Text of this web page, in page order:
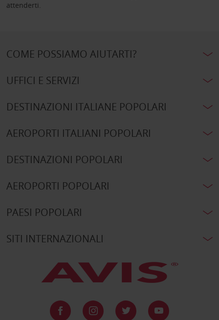
attenderti.
COME POSSIAMO AIUTARTI?
UFFICI E SERVIZI
DESTINAZIONI ITALIANE POPOLARI
AEROPORTI ITALIANI POPOLARI
DESTINAZIONI POPOLARI
AEROPORTI POPOLARI
PAESI POPOLARI
SITI INTERNAZIONALI